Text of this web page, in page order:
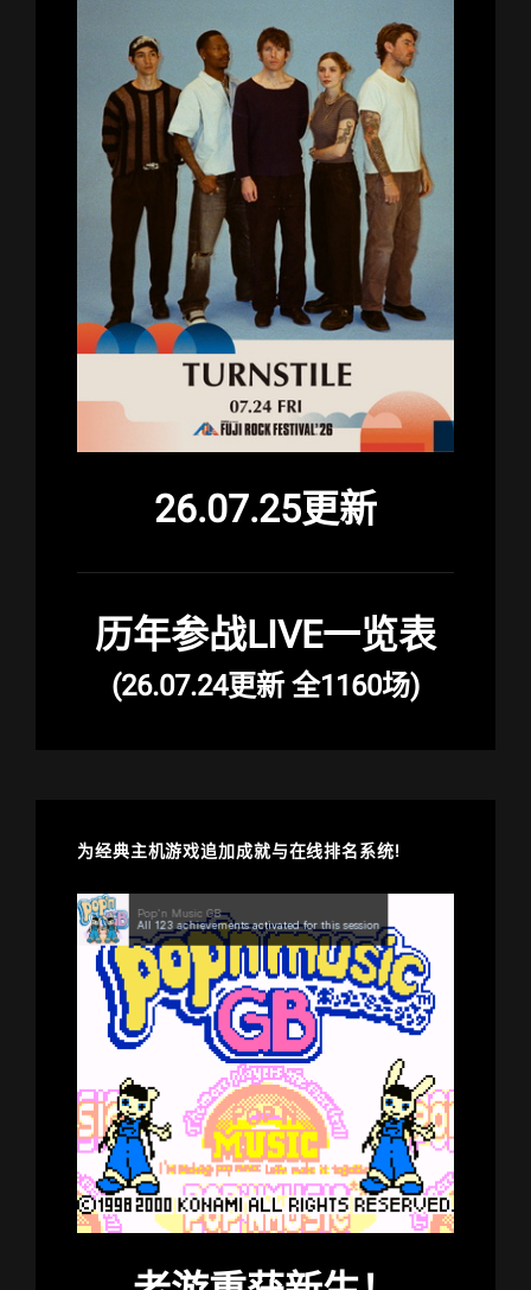
26.07.25更新
历年参战LIVE一览表
(26.07.24更新 全1160场)
为经典主机游戏追加成就与在线排名系统!